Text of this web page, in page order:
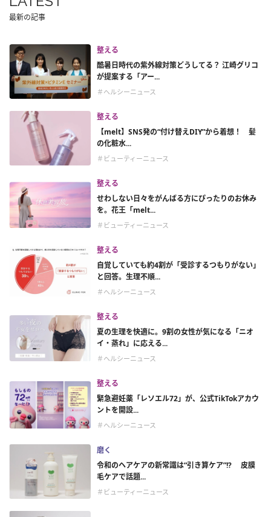
最新の記事
整える
酷暑日時代の紫外線対策どうしてる？ 江崎グリコ
が提案する「アー...
＃ヘルシーニュース
整える
【melt】SNS発の“付け替えDIY”から着想！ 髪
の化粧水...
＃ビューティーニュース
整える
せわしない日々をがんばる方にぴったりのお休み
を。花王「melt...
＃ビューティーニュース
整える
自覚していても約4割が「受診するつもりがない」
と回答。生理不順...
＃ヘルシーニュース
整える
夏の生理を快適に。9割の女性が気になる「ニオ
イ・蒸れ」に応える...
＃ヘルシーニュース
整える
緊急避妊薬「レソエル72」が、公式TikTokアカウ
ントを開設...
＃ヘルシーニュース
磨く
令和のヘアケアの新常識は“引き算ケア”!? 皮膜
毛ケアで話題...
＃ビューティーニュース